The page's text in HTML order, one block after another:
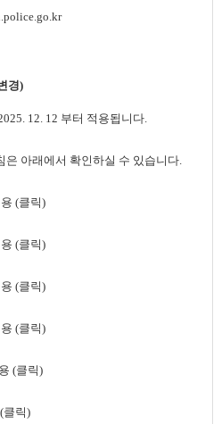
경)
12. 12 부터 적용됩니다.
아래에서 확인하실 수 있습니다.
(클릭)
(클릭)
(클릭)
(클릭)
(클릭)
클릭)